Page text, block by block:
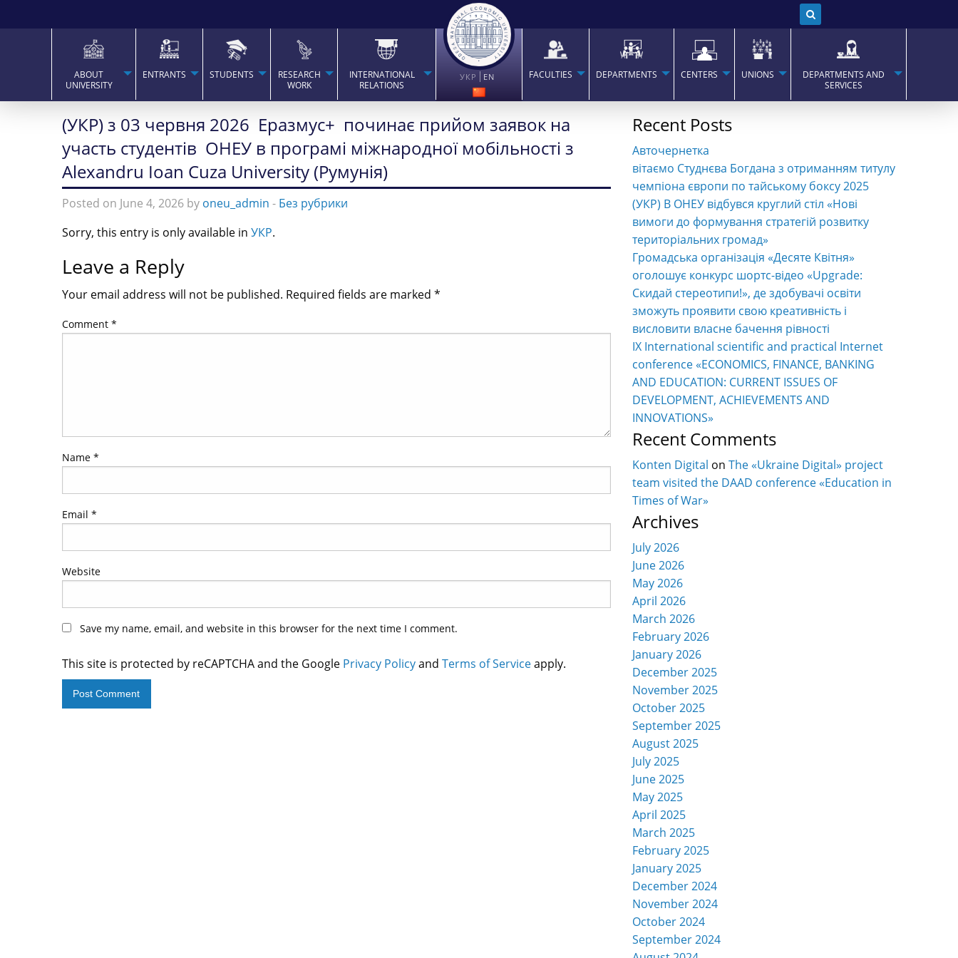
ABOUT
UNIVERSITY
ENTRANTS STUDENTS
RESEARCH
WORK
INTERNATIONAL
RELATIONS
УКР EN FACULTIES DEPARTMENTS CENTERS UNIONS
DEPARTMENTS AND
SERVICES
(УКР) з 03 червня 2026 Еразмус+ починає прийом заявок на
участь студентів ОНЕУ в програмі міжнародної мобільності з
Alexandru Ioan Cuza University (Румунія)
Posted on June 4, 2026 by oneu_admin - Без рубрики
Sorry, this entry is only available in УКР.
Leave a Reply
Your email address will not be published. Required fields are marked *
Comment *
Name *
Email *
Website
Save my name, email, and website in this browser for the next time I comment.
This site is protected by reCAPTCHA and the Google Privacy Policyand Terms of Serviceapply.
Recent Posts
Авточернетка
вітаємо Студнєва Богдана з отриманням титулу
чемпіона європи по тайському боксу 2025
(УКР) В ОНЕУ відбувся круглий стіл «Нові
вимоги до формування стратегій розвитку
територіальних громад»
Громадська організація «Десяте Квітня»
оголошує конкурс шортс-відео «Upgrade:
Скидай стереотипи!», де здобувачі освіти
зможуть проявити свою креативність і
висловити власне бачення рівності
IX International scientific and practical Internet
conference «ECONOMICS, FINANCE, BANKING
AND EDUCATION: CURRENT ISSUES OF
DEVELOPMENT, ACHIEVEMENTS AND
INNOVATIONS»
Recent Comments
Konten Digital onThe «Ukraine Digital» project
team visited the DAAD conference «Education in
Times of War»
Archives
July 2026
June 2026
May 2026
April 2026
March 2026
February 2026
January 2026
December 2025
November 2025
October 2025
September 2025
August 2025
July 2025
June 2025
May 2025
April 2025
March 2025
February 2025
January 2025
December 2024
November 2024
October 2024
September 2024